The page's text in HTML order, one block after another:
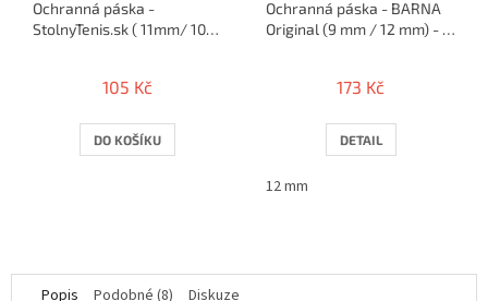
Ochranná páska -
StolnyTenis.sk ( 11mm/ 10
105 Kč
DO KOŠÍKU
Ochranná páska - BARNA
Original (9 mm / 12 mm) - 5
173 Kč
DETAIL
12 mm
Popis Podobné (8) Diskuze